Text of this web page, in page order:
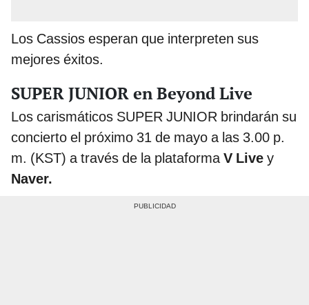
Los Cassios esperan que interpreten sus
mejores éxitos.
SUPER JUNIOR en Beyond Live
Los carismáticos SUPER JUNIOR brindarán su
concierto el próximo 31 de mayo a las 3.00 p.
m. (KST) a través de la plataformaV Live y
Naver.